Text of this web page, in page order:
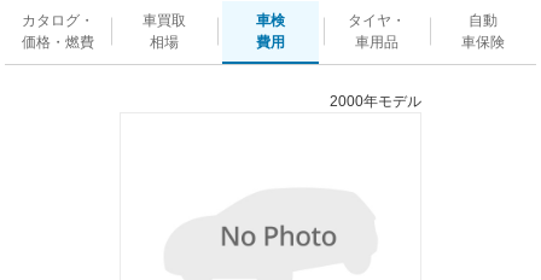
カタログ・
価格・燃費
車買取
相場
車検
費用
タイヤ・
車用品
自動
車保険
2000年モデル